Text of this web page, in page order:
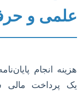
علمی و
هزینه انجام
یک پرداخت مالی